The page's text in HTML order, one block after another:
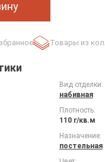
Товары из
Вид отделки:
набивная
Плотность:
110 г/кв.м
Назначение:
постельная